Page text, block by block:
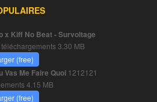
x Kiff No Beat - Survoltage
3.30 MB
(free)
Vas Me Faire Quoi 1212121
4.15 MB
(free)